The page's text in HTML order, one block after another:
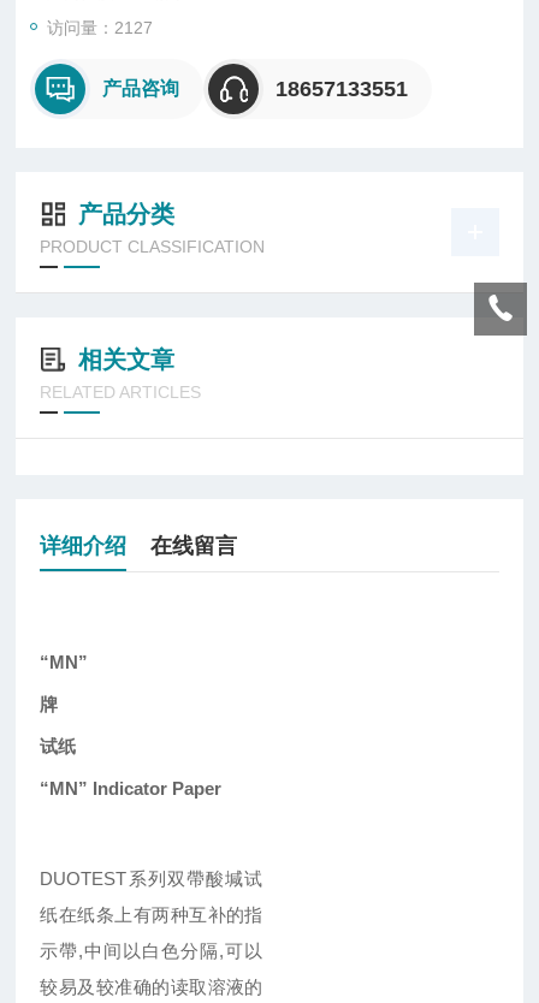
访问量：2127
产品咨询 18657133551
产品分类
PRODUCT CLASSIFICATION
相关文章
RELATED ARTICLES
详细介绍 在线留言
“MN”
牌
试纸
“MN” Indicator Paper
DUOTEST系列双帶酸堿试
纸在纸条上有两种互补的指
示帶,中间以白色分隔,可以
较易及较准确的读取溶液的